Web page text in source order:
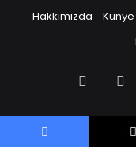
Hakkımızda
Künye